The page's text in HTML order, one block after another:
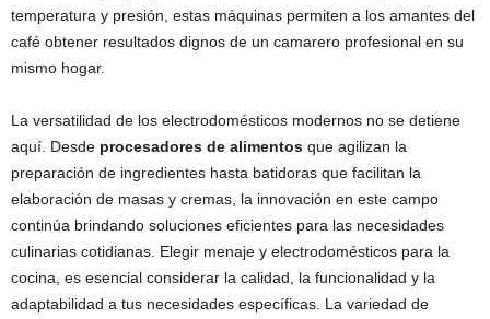
temperatura y presión, estas máquinas permiten a los amantes del
café obtener resultados dignos de un camarero profesional en su
mismo hogar.
La versatilidad de los electrodomésticos modernos no se detiene
aquí. Desde procesadores de alimentos que agilizan la
preparación de ingredientes hasta batidoras que facilitan la
elaboración de masas y cremas, la innovación en este campo
continúa brindando soluciones eficientes para las necesidades
culinarias cotidianas. Elegir menaje y electrodomésticos para la
cocina, es esencial considerar la calidad, la funcionalidad y la
adaptabilidad a tus necesidades específicas. La variedad de